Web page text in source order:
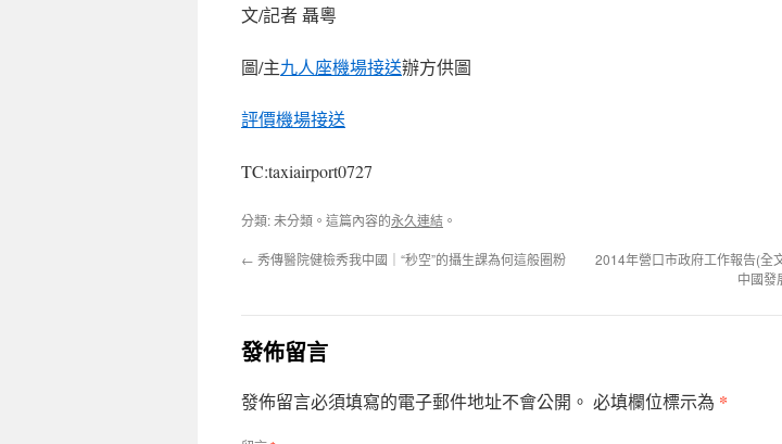
文/記者 聶粵
圖/主九人座機場接送辦方供圖
評價機場接送
TC:taxiairport0727
分類: 未分類。這篇內容的永久連結 。
← 秀傳醫院健檢秀我中國｜“秒空”的攝生課為何這般圈粉
2014年營口市政府工作報告(全
中國發
發佈留言
發佈留言必須填寫的電子郵件地址不會公開。 必填欄位標示為 *